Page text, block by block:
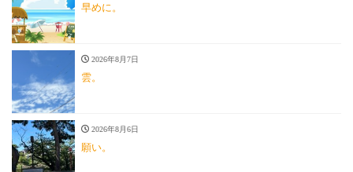
早めに。
2026年8月7日
雲。
2026年8月6日
願い。